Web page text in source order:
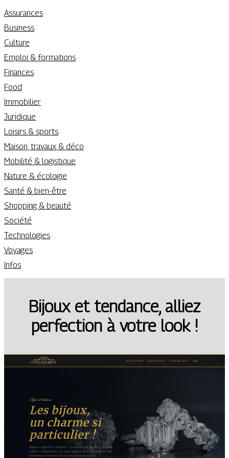
Assurances
Business
Culture
Emploi & formations
Finances
Food
Immobilier
Juridique
Loisirs & sports
Maison, travaux & déco
Mobilité & logistique
Nature & écologie
Santé & bien-être
Shopping & beauté
Société
Technologies
Voyages
Infos
Bijoux et tendance, alliez
perfection à votre look !